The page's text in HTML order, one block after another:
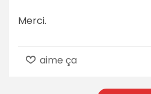
Merci.
aime ça